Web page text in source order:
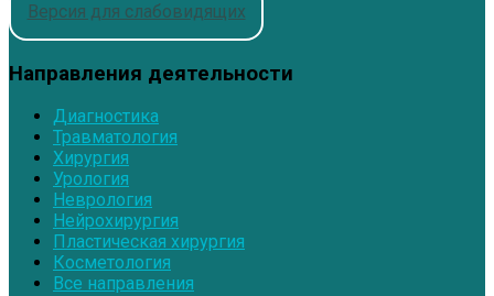
Версия для слабовидящих
Направления деятельности
Диагностика
Травматология
Хирургия
Урология
Неврология
Нейрохирургия
Пластическая хирургия
Косметология
Все направления